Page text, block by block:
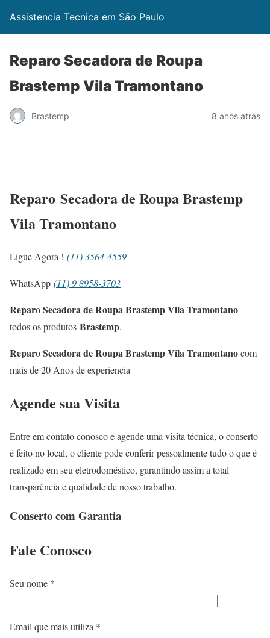
Assistencia Tecnica em São Paulo
Reparo Secadora de Roupa
Brastemp Vila Tramontano
Brastemp 8 anos atrás
Reparo Secadora de Roupa Brastemp
Vila Tramontano
Ligue Agora ! (11) 3564-4559
WhatsApp (11) 9 8958-3703
Reparo Secadora de Roupa Brastemp Vila Tramontano
todos os produtos Brastemp.
Reparo Secadora de Roupa Brastemp Vila Tramontanocom
mais de 20 Anos de experiencia
Agende sua Visita
Entre em contato conosco e agende uma visita técnica, o conserto
é feito no local, o cliente pode conferir pessoalmente tudo o que é
realizado em seu eletrodoméstico, garantindo assim a total
transparência e qualidade de nosso trabalho.
Conserto com Garantia
Fale Conosco
Seu nome *
Email que mais utiliza *